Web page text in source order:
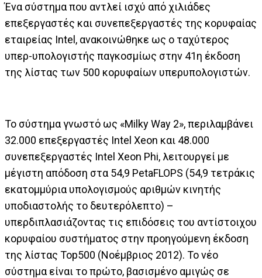
Ένα σύστημα που αντλεί ισχύ από χιλιάδες
επεξεργαστές και συνεπεξεργαστές της κορυφαίας
εταιρείας Intel, ανακοινώθηκε ως ο ταχύτερος
υπερ-υπολογιστής παγκοσμίως στην 41η έκδοση
της λίστας των 500 κορυφαίων υπερυπολογιστών.
Το σύστημα γνωστό ως «Milky Way 2», περιλαμβάνει
32.000 επεξεργαστές Intel Xeon και 48.000
συνεπεξεργαστές Intel Xeon Phi, λειτουργεί με
μέγιστη απόδοση στα 54,9 PetaFLOPS (54,9 τετράκις
εκατομμύρια υπολογισμούς αριθμών κινητής
υποδιαστολής το δευτερόλεπτο) –
υπερδιπλασιάζοντας τις επιδόσεις του αντίστοιχου
κορυφαίου συστήματος στην προηγούμενη έκδοση
της λίστας Top500 (Νοέμβριος 2012). Το νέο
σύστημα είναι το πρώτο, βασισμένο αμιγώς σε